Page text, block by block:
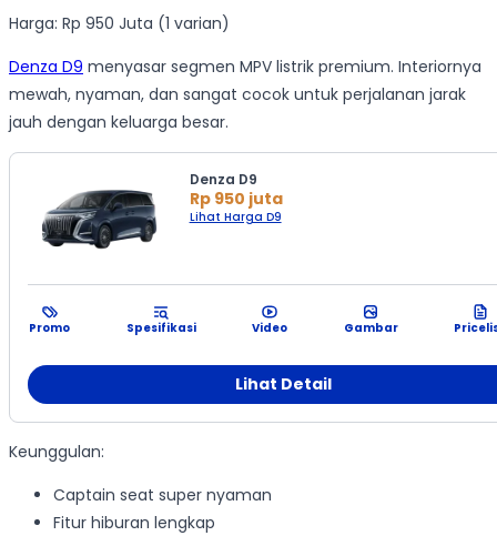
Harga: Rp 950 Juta (1 varian)
Denza D9 menyasar segmen MPV listrik premium. Interiornya
mewah, nyaman, dan sangat cocok untuk perjalanan jarak
jauh dengan keluarga besar.
Denza D9
Rp 950 juta
Lihat Harga D9
Promo Spesifikasi Video Gambar
Lihat Detail
Keunggulan:
Captain seat super nyaman
Fitur hiburan lengkap